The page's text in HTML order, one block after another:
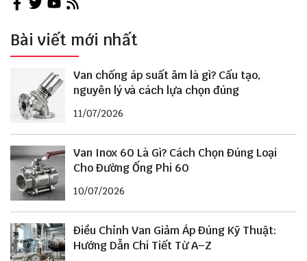
Bài viết mới nhất
Van chống áp suất âm là gì? Cấu tạo,
nguyên lý và cách lựa chọn đúng
11/07/2026
Van Inox 60 Là Gì? Cách Chọn Đúng Loại
Cho Đường Ống Phi 60
10/07/2026
Điều Chỉnh Van Giảm Áp Đúng Kỹ Thuật:
Hướng Dẫn Chi Tiết Từ A–Z